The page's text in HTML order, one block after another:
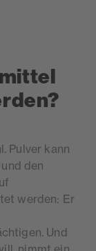
Pulver kann
den
werden: Er
Und